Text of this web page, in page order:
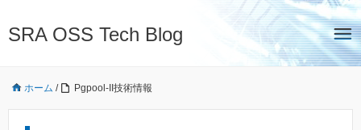
SRA OSS Tech Blog
ホーム / Pgpool-II技術情報